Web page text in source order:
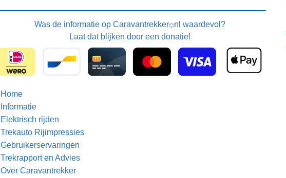
Was de informatie op Caravantrekker🙂nl waardevol?
Laat dat blijken door een donatie!
Home
Informatie
Elektrisch rijden
Trekauto Rijimpressies
Gebruikerservaringen
Trekrapport en Advies
Over Caravantrekker